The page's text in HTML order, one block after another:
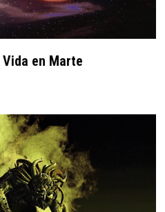
en Marte